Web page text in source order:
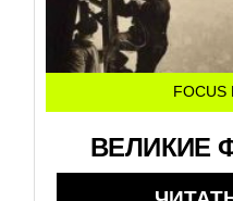
FOCUS
ВЕЛИКИЕ